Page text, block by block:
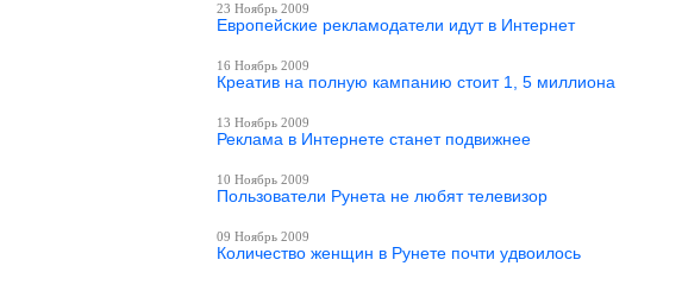
23 Ноябрь 2009
Европейские рекламодатели идут в Интернет
16 Ноябрь 2009
Креатив на полную кампанию стоит 1, 5 миллиона
13 Ноябрь 2009
Реклама в Интернете станет подвижнее
10 Ноябрь 2009
Пользователи Рунета не любят телевизор
09 Ноябрь 2009
Количество женщин в Рунете почти удвоилось